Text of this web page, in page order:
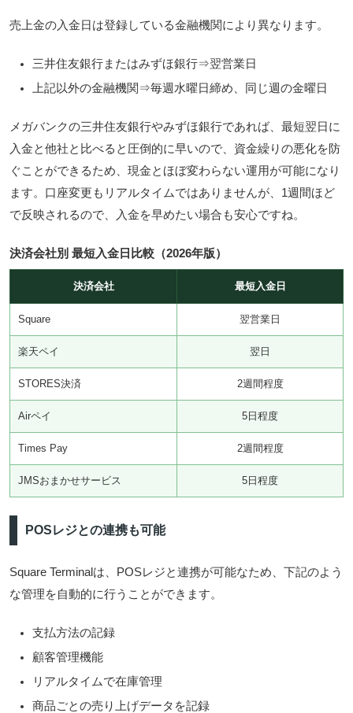
売上金の入金日は登録している金融機関により異なります。
三井住友銀行またはみずほ銀行⇒翌営業日
上記以外の金融機関⇒毎週水曜日締め、同じ週の金曜日
メガバンクの三井住友銀行やみずほ銀行であれば、最短翌日に
入金と他社と比べると圧倒的に早いので、資金繰りの悪化を防
ぐことができるため、現金とほぼ変わらない運用が可能になり
ます。口座変更もリアルタイムではありませんが、1週間ほど
で反映されるので、入金を早めたい場合も安心ですね。
決済会社別 最短入金日比較（2026年版）
決済会社 最短入金日
Square 翌営業日
楽天ペイ 翌日
STORES決済 2週間程度
Airペイ 5日程度
Times Pay 2週間程度
JMSおまかせサービス 5日程度
POSレジとの連携も可能
Square Terminalは、POSレジと連携が可能なため、下記のよう
な管理を自動的に行うことができます。
支払方法の記録
顧客管理機能
リアルタイムで在庫管理
商品ごとの売り上げデータを記録